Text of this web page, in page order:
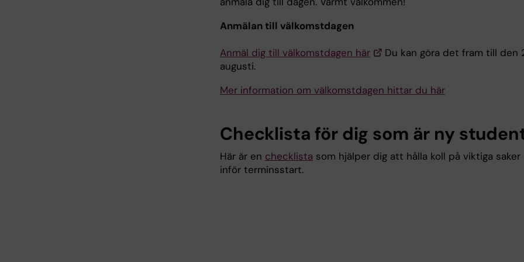
Anmälan till välkomstdagen
Anmäl dig till välkomstdagen här
Du kan göra det fram till den
augusti.
Mer information om välkomstdagen hittar du här
Checklista för dig som är ny
Här är en checklista som hjälper dig att hålla koll på viktiga saker
inför terminsstart.